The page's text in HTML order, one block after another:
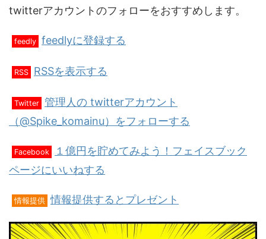
twitterアカウントのフォローをおすすめします。
feedly feedlyに登録する
RSS RSSを表示する
Twitter 管理人の twitterアカウント
（@Spike_komainu）をフォローする
Facebook
１億円を貯めてみよう！フェイスブック
ページにいいねする
情報提供 情報提供するとプレゼント